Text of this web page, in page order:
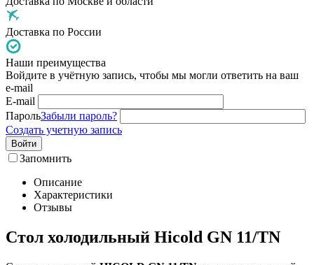
Доставка по России
Наши преимущества
Войдите в учётную запись, чтобы мы могли ответить на ваш
e-mail
E-mail
ПарольЗабыли пароль?
Создать учетную запись
Войти
Запомнить
Описание
Характеристики
Отзывы
Стол холодильный Hicold GN 11/TN